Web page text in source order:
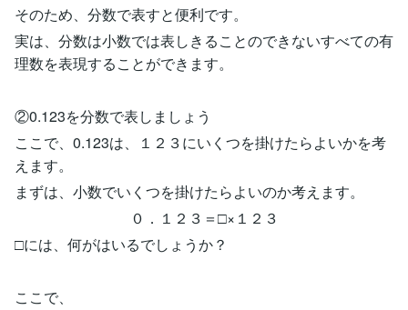
そのため、分数で表すと便利です。
実は、分数は小数では表しきることのできないすべての有
理数を表現することができます。
②0.123を分数で表しましょう
ここで、0.123は、１２３にいくつを掛けたらよいかを考
えます。
まずは、小数でいくつを掛けたらよいのか考えます。
０．１２３＝□×１２３
□には、何がはいるでしょうか？
ここで、